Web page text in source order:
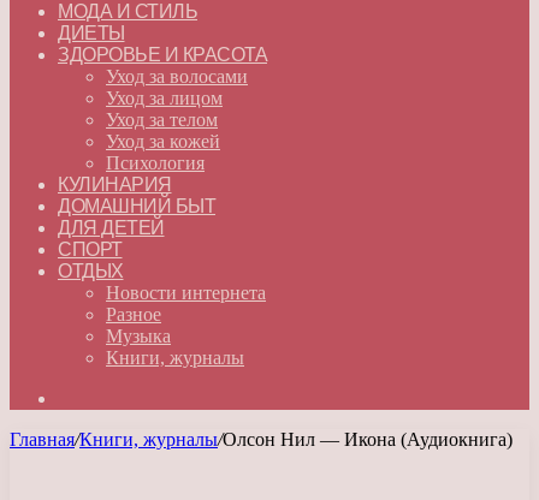
МОДА И СТИЛЬ
ДИЕТЫ
ЗДОРОВЬЕ И КРАСОТА
Уход за волосами
Уход за лицом
Уход за телом
Уход за кожей
Психология
КУЛИНАРИЯ
ДОМАШНИЙ БЫТ
ДЛЯ ДЕТЕЙ
СПОРТ
ОТДЫХ
Новости интернета
Разное
Музыка
Книги, журналы
Главная/Книги, журналы/Олсон Нил — Икона (Аудиокнига)